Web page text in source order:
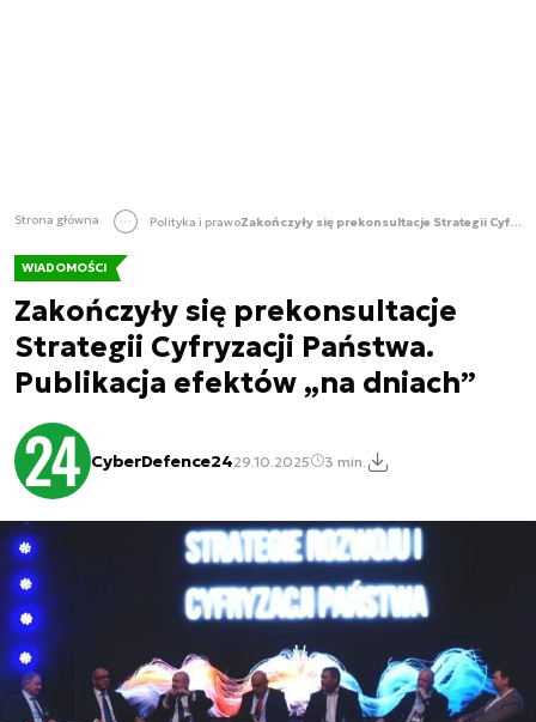
Strona główna Polityka i prawo Zakończyły się prekonsultacje Strategii Cyfryzacji Państwa. Publikacja efektów „na dniach”
WIADOMOŚCI
Zakończyły się prekonsultacje
Strategii Cyfryzacji Państwa.
Publikacja efektów „na dniach”
CyberDefence2429.10.2025 3 min.